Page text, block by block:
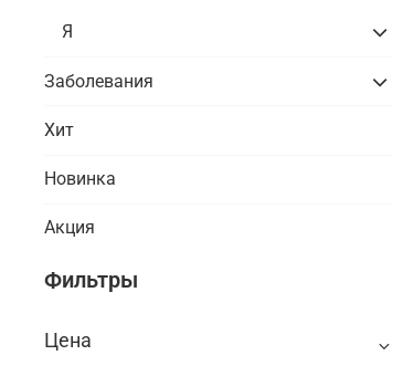
Я
Заболевания
Хит
Новинка
Акция
Фильтры
Цена